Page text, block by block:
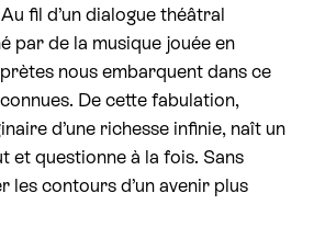
fil d’un dialogue théâtral
par de la musique jouée en
nous embarquent dans ce
De cette fabulation,
d’une richesse infinie, naît un
et questionne à la fois. Sans
les contours d’un avenir plus